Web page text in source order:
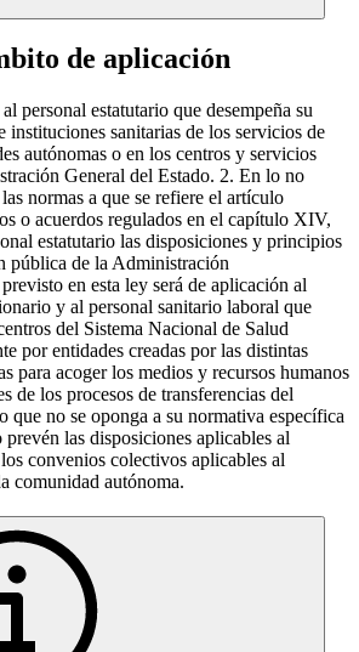
de aplicación
personal estatutario que desempeña su
instituciones sanitarias de los servicios de
autónomas o en los centros y servicios
General del Estado. 2. En lo no
normas a que se refiere el artículo
o acuerdos regulados en el capítulo XIV,
estatutario las disposiciones y principios
pública de la Administración
en esta ley será de aplicación al
y al personal sanitario laboral que
del Sistema Nacional de Salud
por entidades creadas por las distintas
para acoger los medios y recursos humanos
de los procesos de transferencias del
que no se oponga a su normativa específica
las disposiciones aplicables al
convenios colectivos aplicables al
comunidad autónoma.